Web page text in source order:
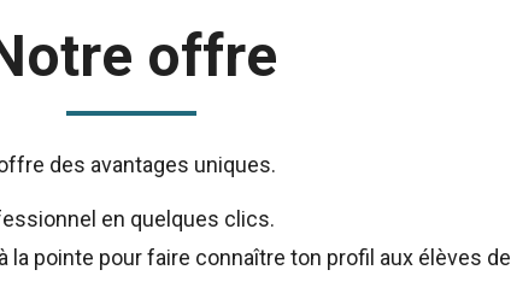
offre
des avantages uniques.
en quelques clics.
la pointe pour faire connaître ton profil aux élèves de